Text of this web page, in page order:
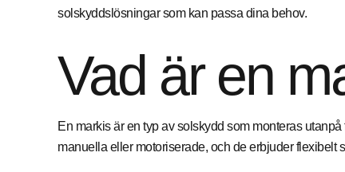
solskyddslösningar som kan passa dina behov.
Vad är en
En markis är en typ av solskydd som monteras
manuella eller motoriserade, och de erbjuder flexibelt